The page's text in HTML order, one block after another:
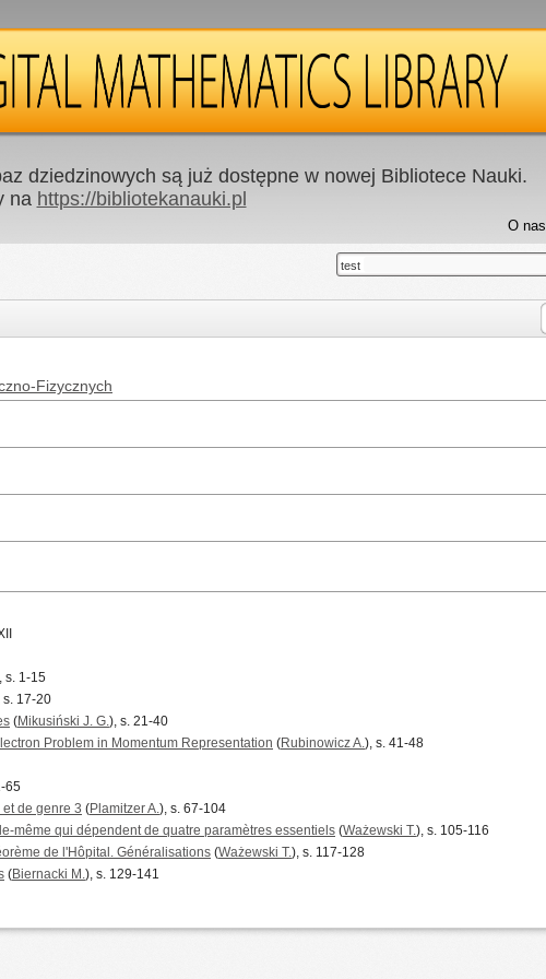
dziedzinowych są już dostępne w nowej Bibliotece Nauki.
na https://bibliotekanauki.pl
O nas
test
Fizycznych
s. 1-15
s. 17-20
(Mikusiński J. G.), s. 21-40
Problem in Momentum Representation (Rubinowicz A.), s. 41-48
65
de genre 3 (Plamitzer A.), s. 67-104
même qui dépendent de quatre paramètres essentiels (Ważewski T.), s. 105-116
de l'Hôpital. Généralisations (Ważewski T.), s. 117-128
(Biernacki M.), s. 129-141